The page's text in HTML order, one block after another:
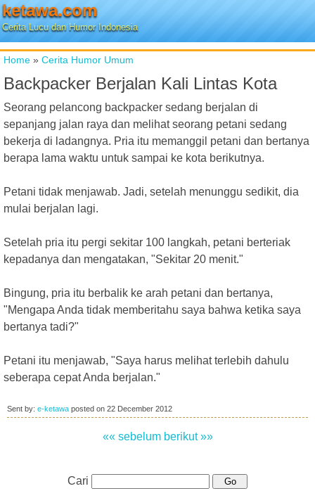
ketawa.com
Cerita Lucu dan Humor Indonesia
Home » Cerita Humor Umum
Backpacker Berjalan Kali Lintas Kota
Seorang pelancong backpacker sedang berjalan di
sepanjang jalan raya dan melihat seorang petani sedang
bekerja di ladangnya. Pria itu memanggil petani dan bertanya
berapa lama waktu untuk sampai ke kota berikutnya.
Petani tidak menjawab. Jadi, setelah menunggu sedikit, dia
mulai berjalan lagi.
Setelah pria itu pergi sekitar 100 langkah, petani berteriak
kepadanya dan mengatakan, "Sekitar 20 menit."
Bingung, pria itu berbalik ke arah petani dan bertanya,
"Mengapa Anda tidak memberitahu saya bahwa ketika saya
bertanya tadi?"
Petani itu menjawab, "Saya harus melihat terlebih dahulu
seberapa cepat Anda berjalan."
Sent by: e-ketawa posted on 22 December 2012
«« sebelum berikut »»
Cari